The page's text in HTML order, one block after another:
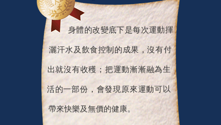
身體的改變底下是每次運動揮
灑汗水及飲食控制的成果，沒有付
出就沒有收穫；把運動漸漸融為生
活的一部份，會發現原來運動可以
帶來快樂及無價的健康。